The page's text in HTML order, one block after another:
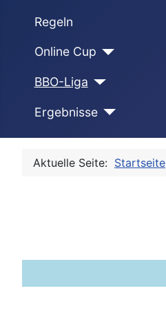
Regeln
Online Cup
BBO-Liga
Ergebnisse
Aktuelle Seite: Startseite